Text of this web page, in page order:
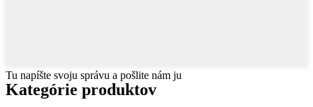
Tu napíšte svoju správu a pošlite nám ju
Kategórie produktov